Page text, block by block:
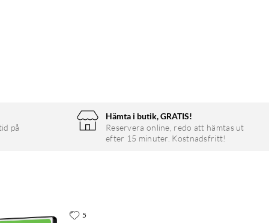
på
Hämta i butik, GRATIS!
Reservera online, redo att hämtas ut
efter 15 minuter. Kostnadsfritt!
5